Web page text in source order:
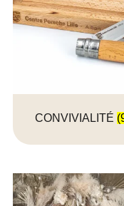
CONVIVIALITÉ